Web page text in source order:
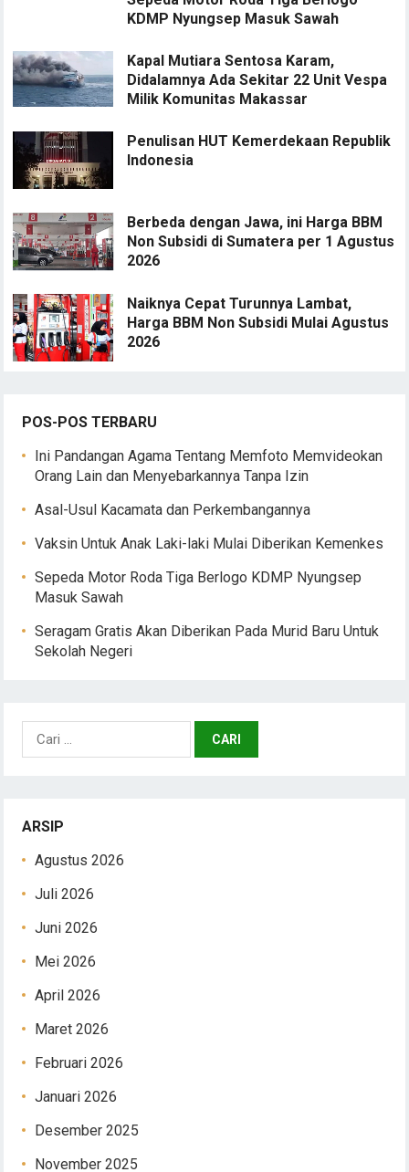
KDMP Nyungsep Masuk Sawah
Kapal Mutiara Sentosa Karam,
Didalamnya Ada Sekitar 22 Unit Vespa
Milik Komunitas Makassar
Penulisan HUT Kemerdekaan Republik
Indonesia
Berbeda dengan Jawa, ini Harga BBM
Non Subsidi di Sumatera per 1 Agustus
2026
Naiknya Cepat Turunnya Lambat,
Harga BBM Non Subsidi Mulai Agustus
2026
POS-POS TERBARU
Ini Pandangan Agama Tentang Memfoto Memvideokan
Orang Lain dan Menyebarkannya Tanpa Izin
Asal-Usul Kacamata dan Perkembangannya
Vaksin Untuk Anak Laki-laki Mulai Diberikan Kemenkes
Sepeda Motor Roda Tiga Berlogo KDMP Nyungsep
Masuk Sawah
Seragam Gratis Akan Diberikan Pada Murid Baru Untuk
Sekolah Negeri
Cari
untuk:
ARSIP
Agustus 2026
Juli 2026
Juni 2026
Mei 2026
April 2026
Maret 2026
Februari 2026
Januari 2026
Desember 2025
November 2025